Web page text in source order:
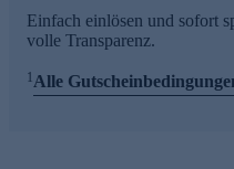
Einfach einlösen und sofort
volle Transparenz.
1Alle